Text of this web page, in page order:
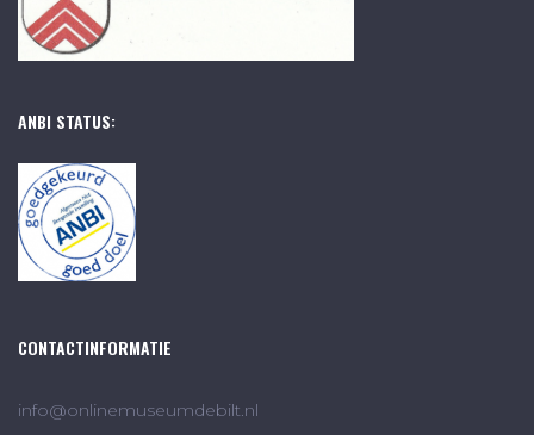
ANBI STATUS:
CONTACTINFORMATIE
info@onlinemuseumdebilt.nl